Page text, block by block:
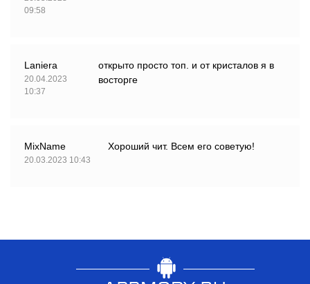
09:58
Lanierа
20.04.2023
10:37
открыто просто топ. и от кристалов я в
восторге
MixName
20.03.2023 10:43
Хороший чит. Всем его советую!